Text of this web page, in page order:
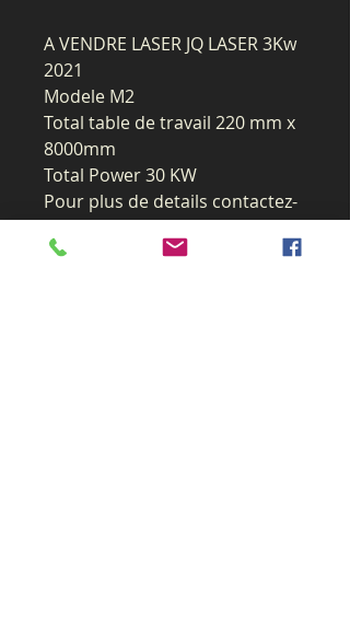
A VENDRE LASER JQ LASER 3Kw
2021
Modele M2
Total table de travail 220 mm x
8000mm
Total Power 30 KW
Pour plus de details contactez-
nous
info@cncsanslimites.com